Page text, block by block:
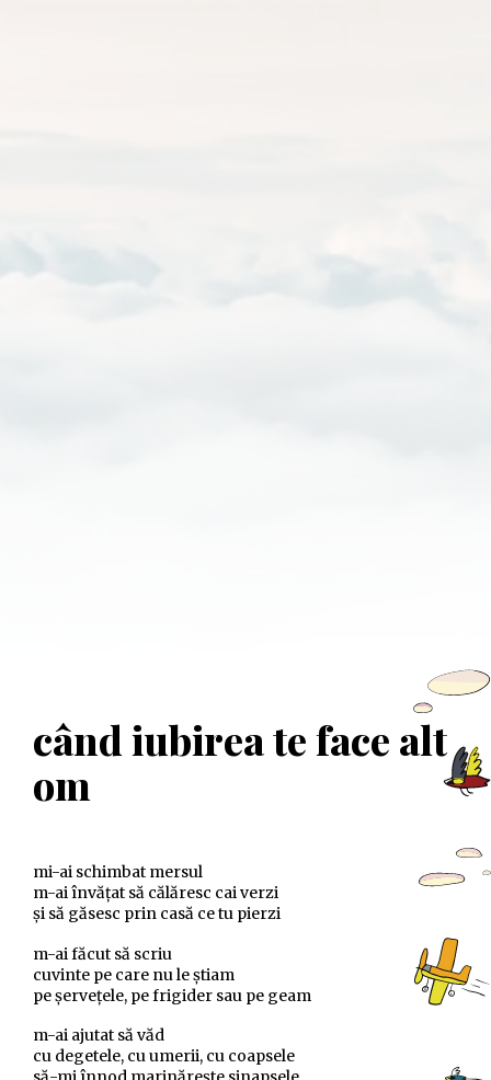
când iubirea te face alt
om
mi-ai schimbat mersul
m-ai învățat să călăresc cai verzi
și să găsesc prin casă ce tu pierzi
m-ai făcut să scriu
cuvinte pe care nu le știam
pe șervețele, pe frigider sau pe geam
m-ai ajutat să văd
cu degetele, cu umerii, cu coapsele